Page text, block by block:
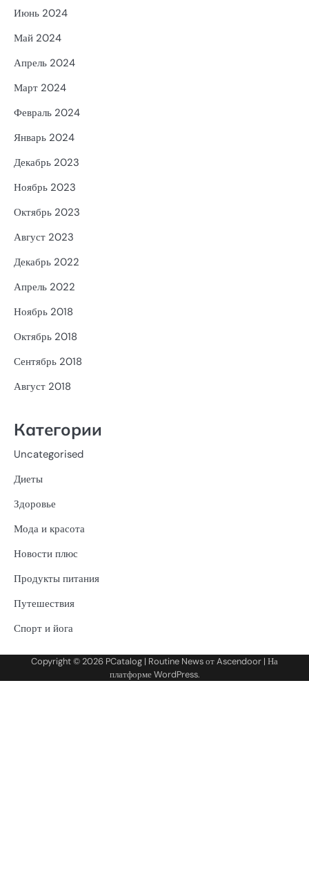
Июнь 2024
Май 2024
Апрель 2024
Март 2024
Февраль 2024
Январь 2024
Декабрь 2023
Ноябрь 2023
Октябрь 2023
Август 2023
Декабрь 2022
Апрель 2022
Ноябрь 2018
Октябрь 2018
Сентябрь 2018
Август 2018
Категории
Uncategorised
Диеты
Здоровье
Мода и красота
Новости плюс
Продукты питания
Путешествия
Спорт и йога
Copyright © 2026 PCatalog | Routine News отAscendoor | На
платформеWordPress.